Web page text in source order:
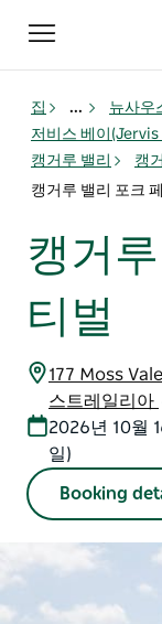
Toggle
navigation
집 ... 뉴사우
저비스 베이
캥거루 밸리
캥
캥거루 밸리 포크
캥거
티벌
177 Moss
스트레일리아
2026년 10월
일)
Booking